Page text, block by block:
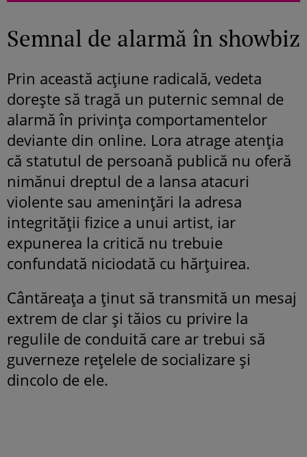
Semnal de alarmă în showbiz
Prin această acțiune radicală, vedeta
dorește să tragă un puternic semnal de
alarmă în privința comportamentelor
deviante din online. Lora atrage atenția
că statutul de persoană publică nu oferă
nimănui dreptul de a lansa atacuri
violente sau amenințări la adresa
integrității fizice a unui artist, iar
expunerea la critică nu trebuie
confundată niciodată cu hărțuirea.
Cântăreața a ținut să transmită un mesaj
extrem de clar și tăios cu privire la
regulile de conduită care ar trebui să
guverneze rețelele de socializare și
dincolo de ele.